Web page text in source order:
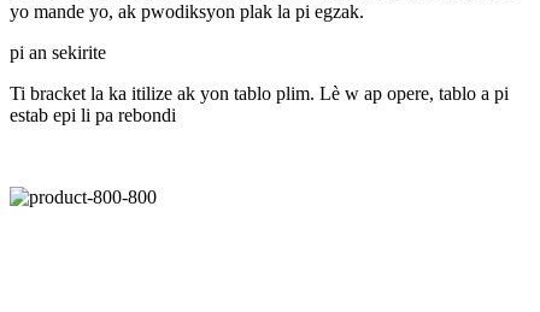
yo mande yo, ak pwodiksyon plak la pi egzak.
pi an sekirite
Ti bracket la ka itilize ak yon tablo plim. Lè w ap opere, tablo a pi
estab epi li pa rebondi